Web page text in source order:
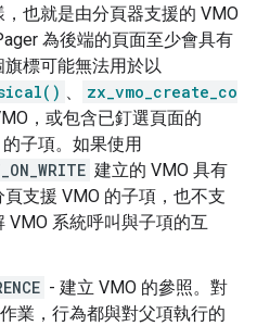
也就是由分頁器支援的 VMO
為後端的頁面至少會具有
標可能無法用於以
、
zx_vmo_create_co
，或包含已釘選頁面的
子項。如果使用
建立的 VMO 具有
支援 VMO 的子項，也不支
VMO 系統呼叫與子項的互
- 建立 VMO 的參照。對
業，行為都與對父項執行的